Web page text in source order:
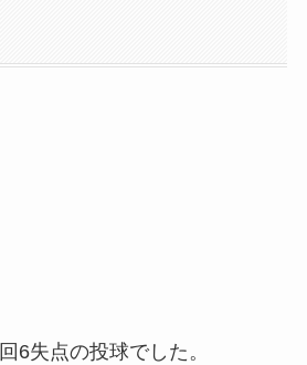
6失点の投球でした。